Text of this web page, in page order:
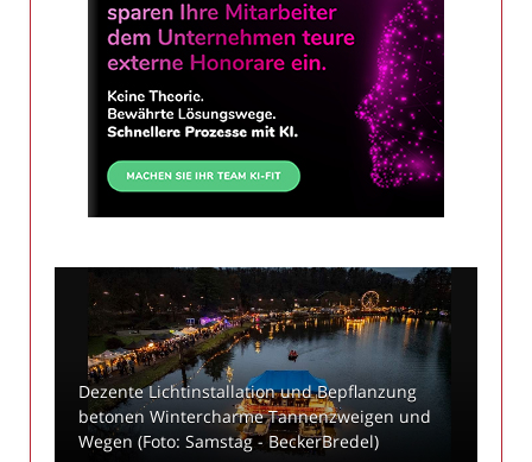
Dezente Lichtinstallation und Bepflanzung
betonen Wintercharme Tannenzweigen und
Wegen (Foto: Samstag - BeckerBredel)